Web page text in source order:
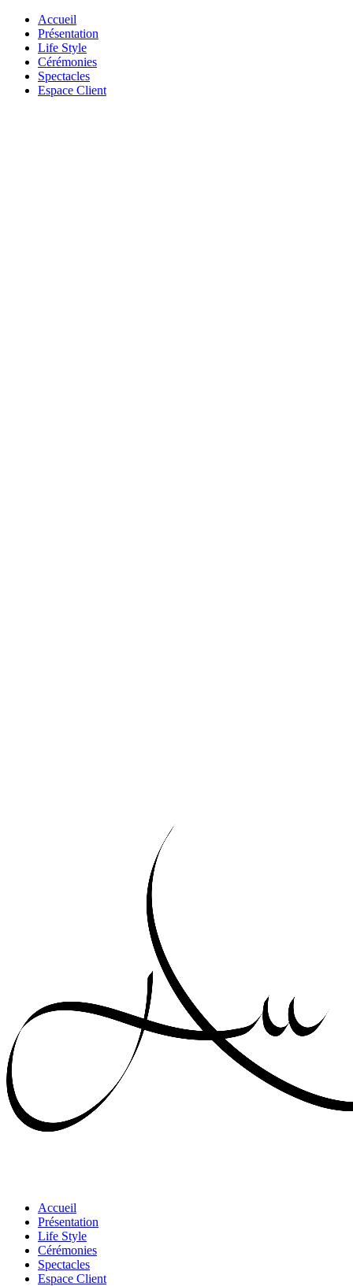
Accueil
Présentation
Life Style
Cérémonies
Spectacles
Espace Client
Accueil
Présentation
Life Style
Cérémonies
Spectacles
Espace Client